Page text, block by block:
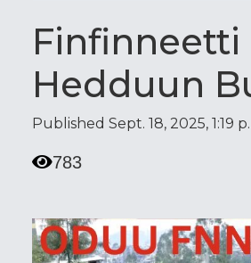
Finfinneetti
Hedduun
Published Sept. 18, 2025, 1:19
783